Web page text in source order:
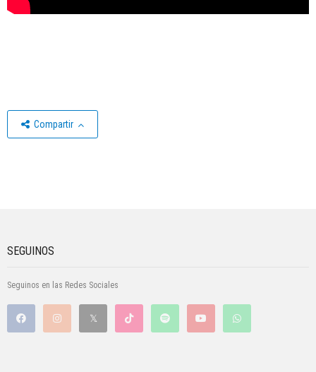
Compartir
SEGUINOS
Seguinos en las Redes Sociales